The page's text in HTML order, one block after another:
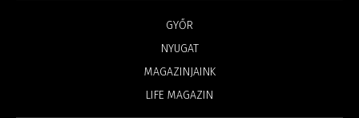
GYŐR
NYUGAT
MAGAZINJAINK
LIFE MAGAZIN